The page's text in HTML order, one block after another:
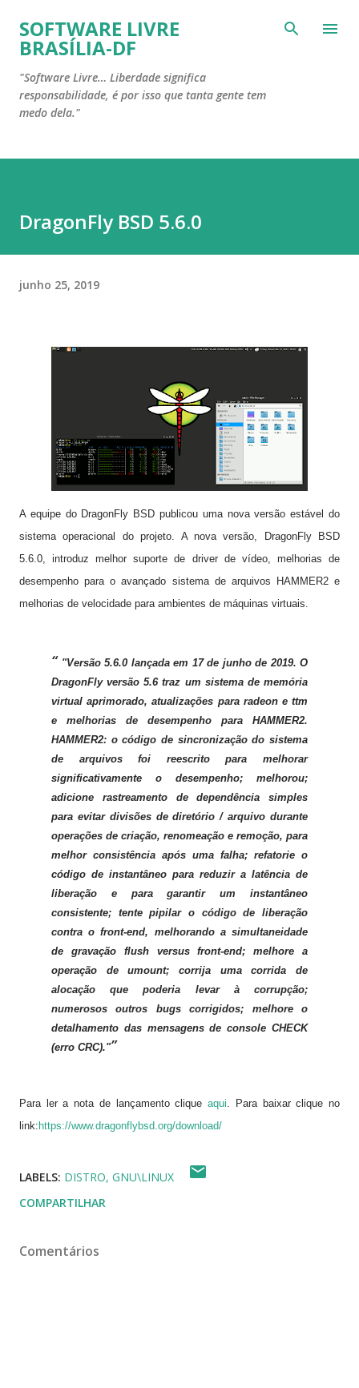
Pular para o conteúdo principal
SOFTWARE LIVRE
BRASÍLIA-DF
"Software Livre… Liberdade significa
responsabilidade, é por isso que tanta gente tem
medo dela."
DragonFly BSD 5.6.0
junho 25, 2019
A equipe do DragonFly BSD publicou uma nova versão estável do
sistema operacional do projeto. A nova versão, DragonFly BSD
5.6.0, introduz melhor suporte de driver de vídeo, melhorias de
desempenho para o avançado sistema de arquivos HAMMER2 e
melhorias de velocidade para ambientes de máquinas virtuais.
"Versão 5.6.0 lançada em 17 de junho de 2019. O
DragonFly versão 5.6 traz um sistema de memória
virtual aprimorado, atualizações para radeon e ttm
e melhorias de desempenho para HAMMER2.
HAMMER2: o código de sincronização do sistema
de arquivos foi reescrito para melhorar
significativamente o desempenho; melhorou;
adicione rastreamento de dependência simples
para evitar divisões de diretório / arquivo durante
operações de criação, renomeação e remoção, para
melhor consistência após uma falha; refatorie o
código de instantâneo para reduzir a latência de
liberação e para garantir um instantâneo
consistente; tente pipilar o código de liberação
contra o front-end, melhorando a simultaneidade
de gravação flush versus front-end; melhore a
operação de umount; corrija uma corrida de
alocação que poderia levar à corrupção;
numerosos outros bugs corrigidos; melhore o
detalhamento das mensagens de console CHECK
(erro CRC)."
Para ler a nota de lançamento cliqueaqui. Para baixar clique no
link: https://www.dragonflybsd.org/download/
LABELS: DISTRO GNU\LINUX
COMPARTILHAR
Comentários